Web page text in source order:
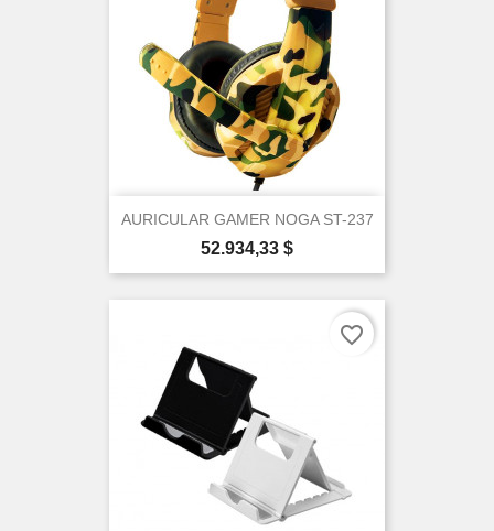
AURICULAR GAMER NOGA ST-237
Precio
52.934,33 $
favorite_border